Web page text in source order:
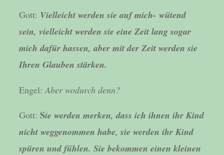
Gott: Vielleicht werden sie auf mich- wütend
sein, vielleicht werden sie eine Zeit lang sogar
mich dafür hassen, aber mit der Zeit werden sie
Ihren Glauben stärken.
Engel:Aber wodurch denn?
Gott: Sie werden merken, dass ich ihnen ihr Kind
nicht weggenommen habe, sie werden ihr Kind
spüren und fühlen. Sie bekommen einen kleinen